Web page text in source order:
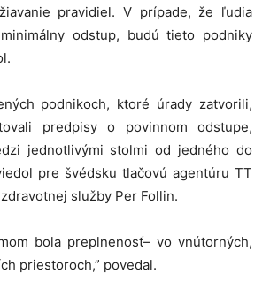
pravidiel. V prípade, že ľudia
odstup, budú tieto podniky
podnikoch, ktoré úrady zatvorili,
predpisy o povinnom odstupe,
jednotlivými stolmi od jedného do
pre švédsku tlačovú agentúru TT
služby Per Follin.
bola preplnenosť– vo vnútorných,
priestoroch,” povedal.